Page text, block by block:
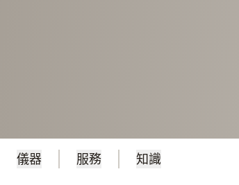
儀器 服務 知識